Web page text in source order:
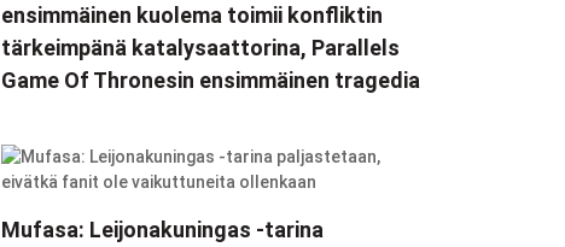
ensimmäinen kuolema toimii konfliktin
tärkeimpänä katalysaattorina, Parallels
Game Of Thronesin ensimmäinen tragedia
Mufasa: Leijonakuningas -tarina